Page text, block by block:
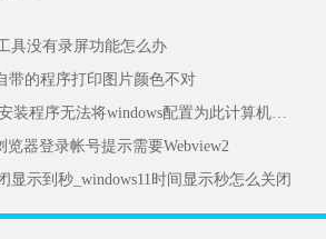
具没有录屏功能怎么办
带的程序打印图片颜色不对
重装时报错：windows安装程序无法将windows配置为此计算机的硬件运行怎么办
览器登录帐号提示需要Webview2
显示到秒_windows11时间显示秒怎么关闭